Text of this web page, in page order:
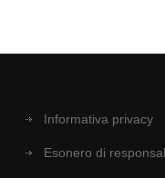
Informativa privacy
Esonero di